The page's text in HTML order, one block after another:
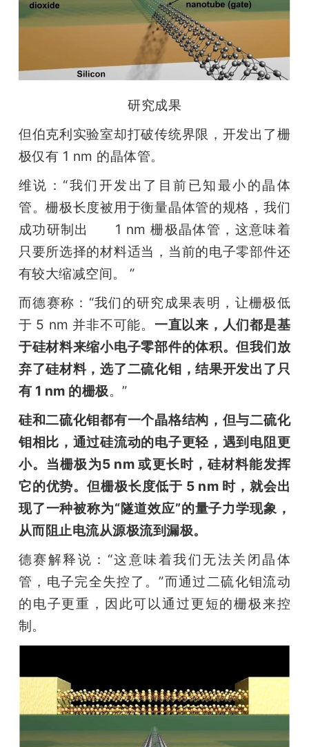
研究成果
但伯克利实验室却打破传统界限，开发出了栅
极仅有 1 nm 的晶体管。
维说：“我们开发出了目前已知最小的晶体
管。栅极长度被用于衡量晶体管的规格，我们
成功研制出      1 nm 栅极晶体管，这意味着
只要所选择的材料适当，当前的电子零部件还
有较大缩减空间。 ”
而德赛称：“我们的研究成果表明，让栅极低
于 5 nm 并非不可能。 一直以来，人们都是基
于硅材料来缩小电子零部件的体积。但我们放
弃了硅材料，选了二硫化钼，结果开发出了只
有 1 nm 的栅极。”
硅和二硫化钼都有一个晶格结构，但与二硫化
钼相比，通过硅流动的电子更轻，遇到电阻更
小。当栅极为5 nm 或更长时，硅材料能发挥
它的优势。但栅极长度低于 5 nm 时，就会出
现了一种被称为“隧道效应”的量子力学现象，
从而阻止电流从源极流到漏极。
德赛解释说：“这意味着我们无法关闭晶体
管，电子完全失控了。”而通过二硫化钼流动
的电子更重，因此可以通过更短的栅极来控
制。